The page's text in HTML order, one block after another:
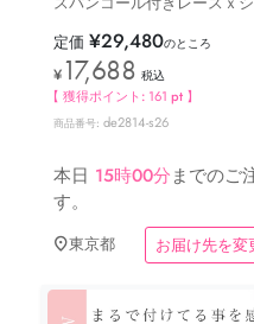
定価 ¥29,480のところ
¥17,688 税込
【 獲得ポイント: 161 pt 】
商品番号 de2814-s26
本日 15時00分までのご
す。
東京都 お届け先を変